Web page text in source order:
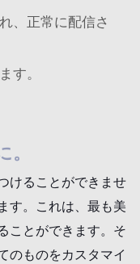
、正常に配信さ
す。
けることができませ
す。これは、最も美
ことができます。そ
のものをカスタマイ